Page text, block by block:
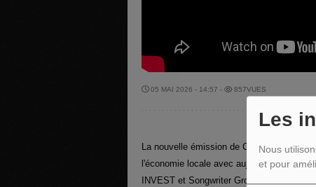
Les
Nous
et pour
05 MAI 2026 - 14:57 - 857VUES
La nouvelle émission de Christian Kinot "
l'économie locale avec aujourd"hui
INVEST et Songwriter Groupe Morning